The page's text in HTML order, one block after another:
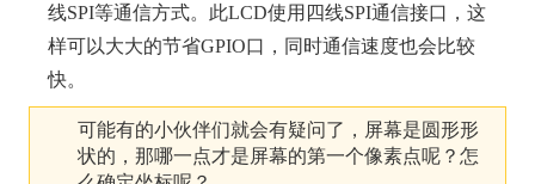
线SPI等通信方式。此LCD使用四线SPI通信接口，这
样可以大大的节省GPIO口，同时通信速度也会比较
快。
可能有的小伙伴们就会有疑问了，屏幕是圆形形
状的，那哪一点才是屏幕的第一个像素点呢？怎